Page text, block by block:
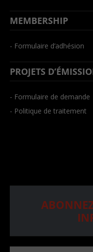
MEMBERSHIP
- Formulaire d’adhésion
PROJETS
- Formulaire de demande
- Politique de traitement